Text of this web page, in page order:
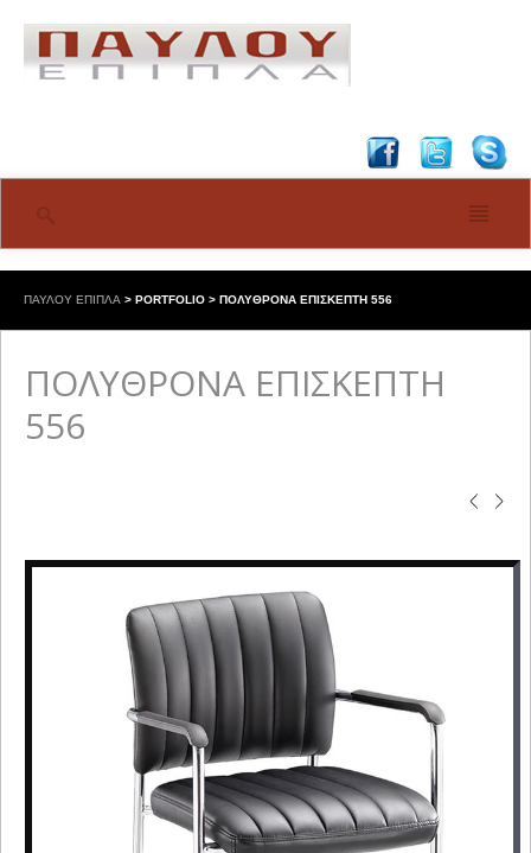
ΠΑΥΛΟΥ ΕΠΙΠΛΑ > PORTFOLIO > ΠΟΛΥΘΡΟΝΑ ΕΠΙΣΚΕΠΤΗ 556
ΠΟΛΥΘΡΟΝΑ ΕΠΙΣΚΕΠΤΗ
556